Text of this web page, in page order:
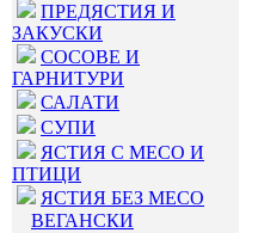
ПРЕДЯСТИЯ И
ЗАКУСКИ
СОСОВЕ И
ГАРНИТУРИ
САЛАТИ
СУПИ
ЯСТИЯ С МЕСО И
ПТИЦИ
ЯСТИЯ БЕЗ МЕСО
ВЕГАНСКИ